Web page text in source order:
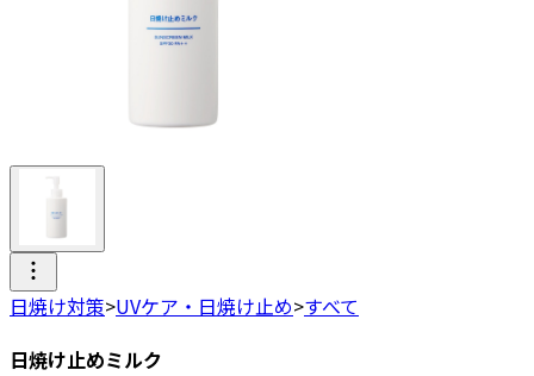
日焼け対策>UVケア・日焼け止め>すべて
日焼け止めミルク